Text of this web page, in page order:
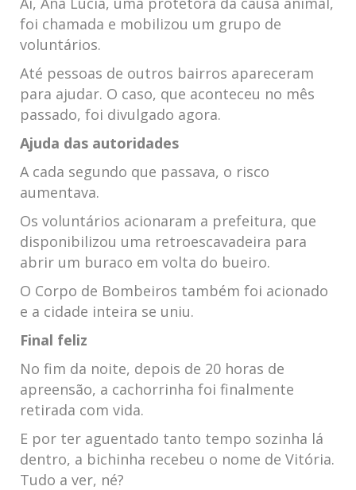
foi chamada e mobilizou um grupo de
voluntários.
Até pessoas de outros bairros apareceram
para ajudar. O caso, que aconteceu no mês
passado, foi divulgado agora.
Ajuda das autoridades
A cada segundo que passava, o risco
aumentava.
Os voluntários acionaram a prefeitura, que
disponibilizou uma retroescavadeira para
abrir um buraco em volta do bueiro.
O Corpo de Bombeiros também foi acionado
e a cidade inteira se uniu.
Final feliz
No fim da noite, depois de 20 horas de
apreensão, a cachorrinha foi finalmente
retirada com vida.
E por ter aguentado tanto tempo sozinha lá
dentro, a bichinha recebeu o nome de Vitória.
Tudo a ver, né?